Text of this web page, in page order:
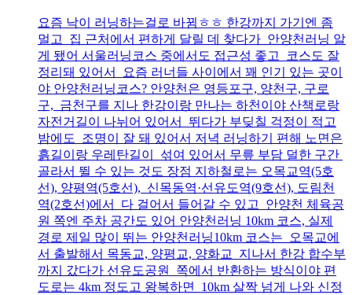
요즘 낙이 러닝하는걸로 바뀜ㅎㅎ 한강까지 가기엔 좀
멀고 집 근처에서 편하게 달릴 데 찾다가 안양천러닝 알
게 됐어 서울러닝코스 중에서도 접근성 좋고 코스도 잘
정리돼 있어서 요즘 러너들 사이에서 꽤 인기 있는 곳이
야 안양천러닝코스? 안양천은 영등포구, 양천구, 구로
구, 금천구를 지나 한강이랑 만나는 하천이야 산책로랑
자전거길이 나뉘어 있어서 뛰다가 부딪칠 걱정이 적고
밤에도 조명이 잘 돼 있어서 저녁 러닝하기 편해 노면은
흙길이랑 우레탄길이 섞여 있어서 무릎 부담 덜한 구간
골라서 뛸 수 있는 것도 장점 지하철로는 오목교역(5호
선), 양평역(5호선), 신목동역·선유도역(9호선), 도림천
역(2호선)에서 다 걸어서 들어갈 수 있고 안양천 체육공
원 쪽엔 주차 공간도 있어 안양천러닝 10km 코스, 실제
경로 제일 많이 뛰는 안양천러닝10km 코스는 오목교에
서 출발해서 목동교, 양평교, 양화교 지나서 한강 합수부
까지 갔다가 선유도공원 쪽에서 반환하는 방식이야 편
도로는 4km 정도고 왕복하면 10km 살짝 넘게 나와 신정